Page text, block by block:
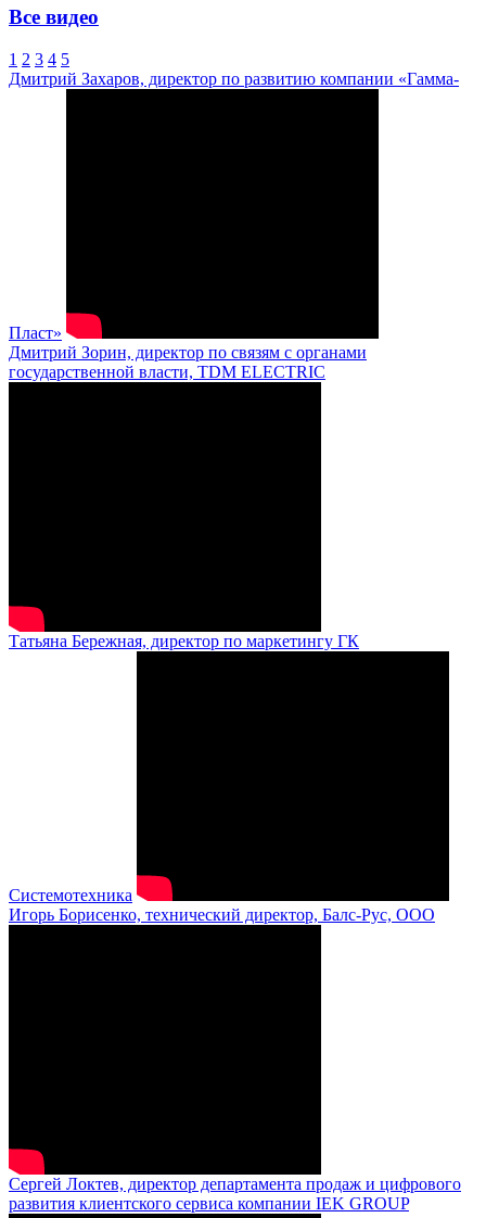
Все видео
1 2 3 4 5
Дмитрий Захаров, директор по развитию компании «Гамма-
Пласт»
Дмитрий Зорин, директор по связям с органами
государственной власти, TDM ELECTRIC
Татьяна Бережная, директор по маркетингу ГК
Системотехника
Игорь Борисенко, технический директор, Балс-Рус, ООО
Сергей Локтев, директор департамента продаж и цифрового
развития клиентского сервиса компании IEK GROUP